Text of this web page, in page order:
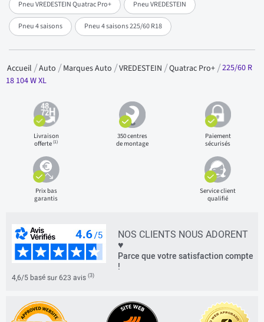
Pneu VREDESTEIN Quatrac Pro+ Pneu VREDESTEIN
Pneu 4 saisons Pneu 4 saisons 225/60 R18
Accueil Auto Marques Auto VREDESTEIN Quatrac Pro+ 225/60 R
18 104 W XL
Livraison
offerte(1)
350 centres
de montage
Paiement
sécurisés
Prix bas
garantis
Service client
qualifié
NOS CLIENTS NOUS ADORENT
♥
Parce que votre satisfaction compte
!
4,6/5 basé sur 623 avis (3)